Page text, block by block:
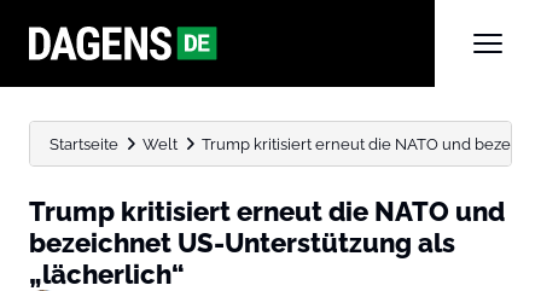
Startseite Welt Trump kritisiert erneut die NATO und
Trump kritisiert erneut die NATO und
bezeichnet US-Unterstützung als
„lächerlich“